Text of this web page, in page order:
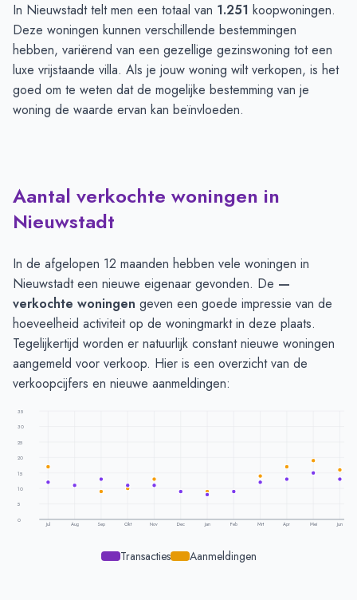
In Nieuwstadt telt men een totaal van 1.251 koopwoningen.
Deze woningen kunnen verschillende bestemmingen
hebben, variërend van een gezellige gezinswoning tot een
luxe vrijstaande villa. Als je jouw woning wilt verkopen, is het
goed om te weten dat de mogelijke bestemming van je
woning de waarde ervan kan beïnvloeden.
Aantal verkochte woningen in
Nieuwstadt
In de afgelopen 12 maanden hebben vele woningen in
Nieuwstadt een nieuwe eigenaar gevonden. De —
verkochte woningen geven een goede impressie van de
hoeveelheid activiteit op de woningmarkt in deze plaats.
Tegelijkertijd worden er natuurlijk constant nieuwe woningen
aangemeld voor verkoop. Hier is een overzicht van de
verkoopcijfers en nieuwe aanmeldingen:
35
30
25
20
15
10
5
0
Jul Aug Sep Okt Nov Dec Jan Feb Mrt Apr Mei Jun
Transacties Aanmeldingen